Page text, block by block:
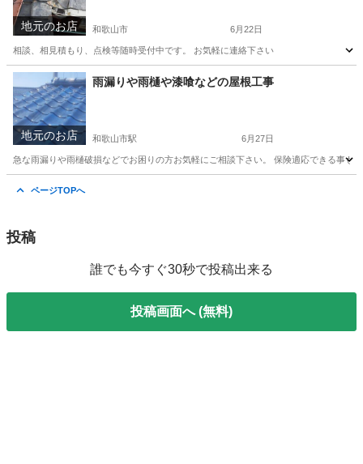
地元のお店 和歌山市 6月22日
相談、相見積もり、点検等随時受付中です。 お気軽に連絡下さい
和歌山 和歌山市 リフォーム
地元のお店
雨漏りや雨樋や漆喰などの屋根工事
和歌山市駅 6月27日
急な雨漏りや雨樋破損などでお困りの方お気軽にご相談下さい。 保険適応できる事も
ページTOPへ
投稿
誰でも今すぐ30秒で投稿出来る
投稿画面へ (無料)